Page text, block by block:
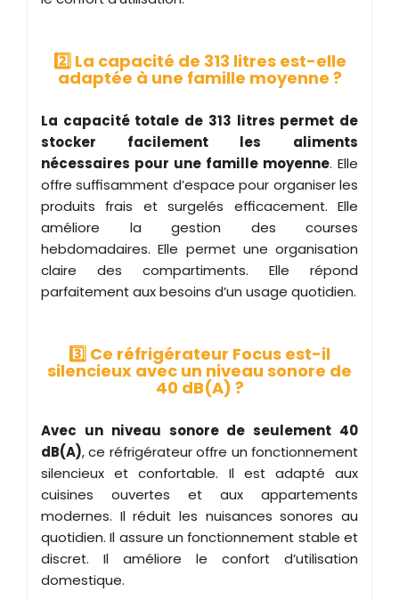
2️⃣ La capacité de 313 litres est-elle
adaptée à une famille moyenne ?
La capacité totale de 313 litres permet de
stocker facilement les aliments
nécessaires pour une famille moyenne. Elle
offre suffisamment d’espace pour organiser les
produits frais et surgelés efficacement. Elle
améliore la gestion des courses
hebdomadaires. Elle permet une organisation
claire des compartiments. Elle répond
parfaitement aux besoins d’un usage quotidien.
3️⃣ Ce réfrigérateur Focus est-il
silencieux avec un niveau sonore de
40 dB(A) ?
Avec un niveau sonore de seulement 40
dB(A), ce réfrigérateur offre un fonctionnement
silencieux et confortable. Il est adapté aux
cuisines ouvertes et aux appartements
modernes. Il réduit les nuisances sonores au
quotidien. Il assure un fonctionnement stable et
discret. Il améliore le confort d’utilisation
domestique.